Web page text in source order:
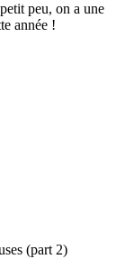
peu, on a une
année !
(part 2)